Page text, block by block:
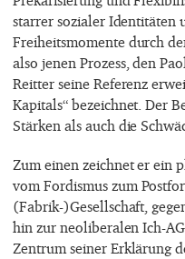
starrer sozialer Identitäten
Freiheitsmomente durch
also jenen Prozess, den
Reitter seine Referenz
Kapitals“ bezeichnet. Der
Stärken als auch die
Zum einen zeichnet er ein
vom Fordismus zum
(Fabrik-)Gesellschaft,
hin zur neoliberalen Ich-
Zentrum seiner Erklärung